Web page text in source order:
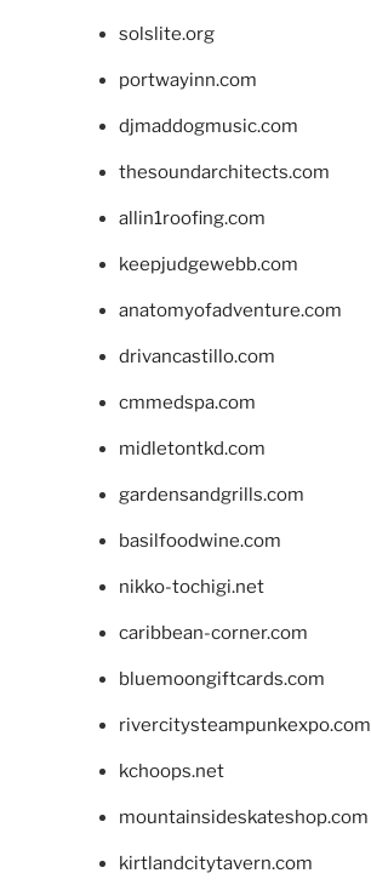
solslite.org
portwayinn.com
djmaddogmusic.com
thesoundarchitects.com
allin1roofing.com
keepjudgewebb.com
anatomyofadventure.com
drivancastillo.com
cmmedspa.com
midletontkd.com
gardensandgrills.com
basilfoodwine.com
nikko-tochigi.net
caribbean-corner.com
bluemoongiftcards.com
rivercitysteampunkexpo.com
kchoops.net
mountainsideskateshop.com
kirtlandcitytavern.com